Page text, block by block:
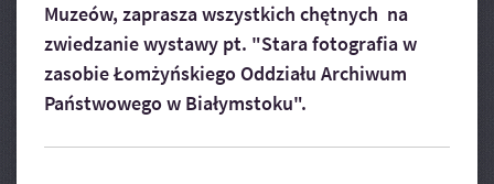
Muzeów, zaprasza wszystkich chętnych na
zwiedzanie wystawy pt. "Stara fotografia w
zasobie Łomżyńskiego Oddziału Archiwum
Państwowego w Białymstoku".